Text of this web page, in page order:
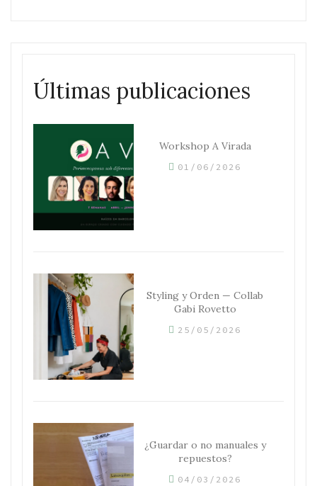
Últimas publicaciones
Workshop A Virada
01/06/2026
Styling y Orden — Collab
Gabi Rovetto
25/05/2026
¿Guardar o no manuales y
repuestos?
04/03/2026